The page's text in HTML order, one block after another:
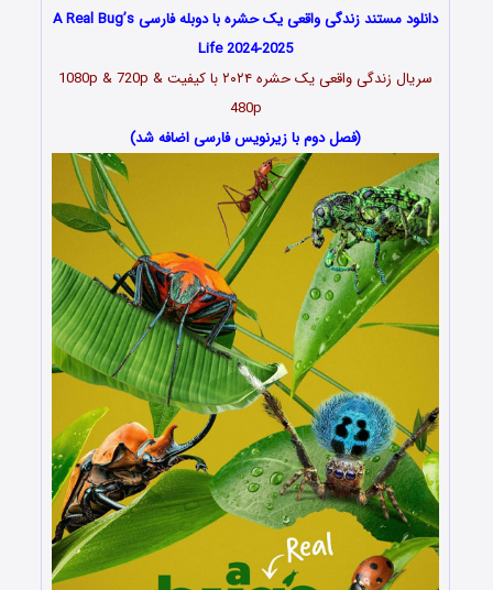
دانلود مستند زندگی واقعی یک حشره با دوبله فارسی A Real Bug’s
Life 2024-2025
سریال زندگی واقعی یک حشره ۲۰۲۴ با کیفیت 1080p & 720p &
480p
(فصل دوم با زیرنویس فارسی اضافه شد)